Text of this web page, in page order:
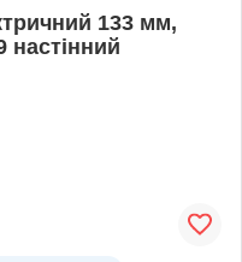
133 мм,
настінний